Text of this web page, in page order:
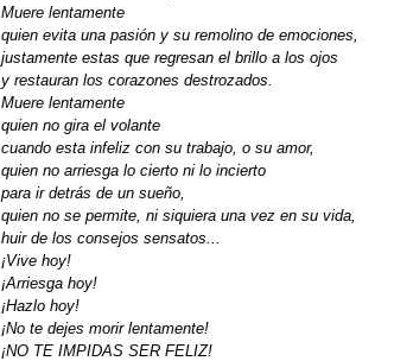
Muere lentamente
quien evita una pasión y su remolino de emociones,
justamente estas que regresan el brillo a los ojos
y restauran los corazones destrozados.
Muere lentamente
quien no gira el volante
cuando esta infeliz con su trabajo, o su amor,
quien no arriesga lo cierto ni lo incierto
para ir detrás de un sueño,
quien no se permite, ni siquiera una vez en su vida,
huir de los consejos sensatos...
¡Vive hoy!
¡Arriesga hoy!
¡Hazlo hoy!
¡No te dejes morir lentamente!
¡NO TE IMPIDAS SER FELIZ!